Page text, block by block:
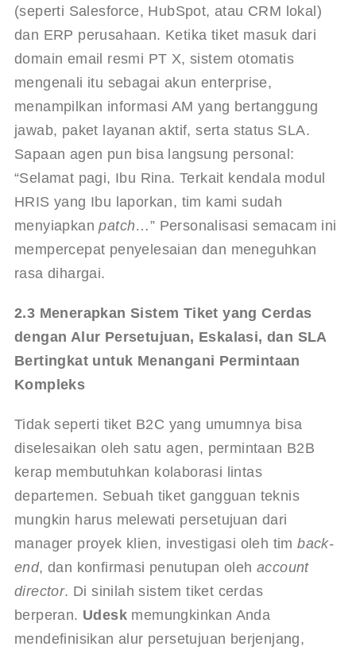
(seperti Salesforce, HubSpot, atau CRM lokal)
dan ERP perusahaan. Ketika tiket masuk dari
domain email resmi PT X, sistem otomatis
mengenali itu sebagai akun enterprise,
menampilkan informasi AM yang bertanggung
jawab, paket layanan aktif, serta status SLA.
Sapaan agen pun bisa langsung personal:
“Selamat pagi, Ibu Rina. Terkait kendala modul
HRIS yang Ibu laporkan, tim kami sudah
menyiapkan patch…” Personalisasi semacam ini
mempercepat penyelesaian dan meneguhkan
rasa dihargai.
2.3 Menerapkan Sistem Tiket yang Cerdas
dengan Alur Persetujuan, Eskalasi, dan SLA
Bertingkat untuk Menangani Permintaan
Kompleks
Tidak seperti tiket B2C yang umumnya bisa
diselesaikan oleh satu agen, permintaan B2B
kerap membutuhkan kolaborasi lintas
departemen. Sebuah tiket gangguan teknis
mungkin harus melewati persetujuan dari
manager proyek klien, investigasi oleh tim back-
end, dan konfirmasi penutupan oleh account
director. Di sinilah sistem tiket cerdas
berperan. Udesk memungkinkan Anda
mendefinisikan alur persetujuan berjenjang,